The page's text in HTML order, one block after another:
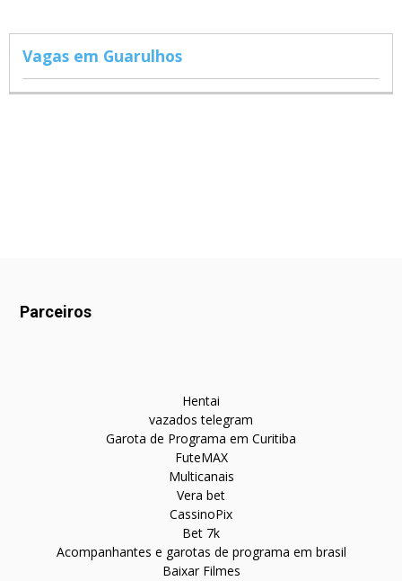
Vagas em Guarulhos
Parceiros
Hentai
vazados telegram
Garota de Programa em Curitiba
FuteMAX
Multicanais
Vera bet
CassinoPix
Bet 7k
Acompanhantes e garotas de programa em brasil
Baixar Filmes